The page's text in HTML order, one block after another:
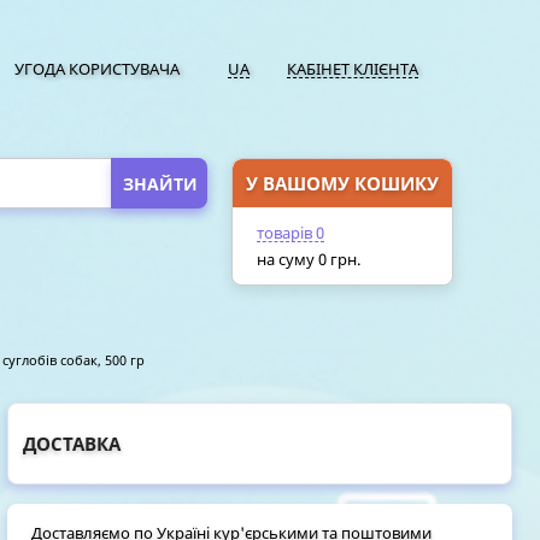
UA КАБІНЕТ КЛІЄНТА
УГОДА КОРИСТУВАЧА
собак, 500 гр
ДОСТАВКА
Доставляємо по Україні кур'єрськими та поштовими
У ВАШОМУ КОШИКУ
ПЕРЕЙТИ У КОШИК
товарів0
на суму0 грн.